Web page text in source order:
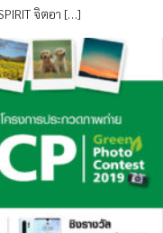
จิตอา […]